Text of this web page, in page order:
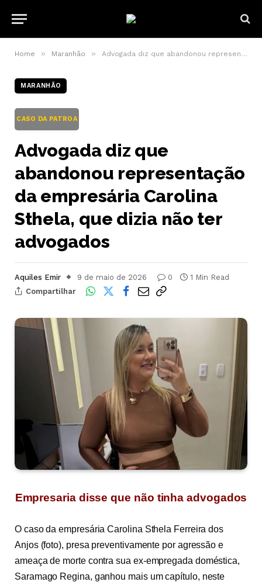
Home » Maranhão » Advogada diz que abandonou representação da empresária Carolina Sthela, que dizia não ter advogados
MARANHÃO
CASO DA PATROA
Advogada diz que
abandonou representação
da empresária Carolina
Sthela, que dizia não ter
advogados
Aquiles Emir 9 de maio de 2026 0
1 Min Read
Compartilhar
Empresaria disse que não tinha advogados
O caso da empresária Carolina Sthela Ferreira dos
Anjos (foto), presa preventivamente por agressão e
ameaça de morte contra sua ex-empregada doméstica,
Saramago Regina, ganhou mais um capítulo, neste